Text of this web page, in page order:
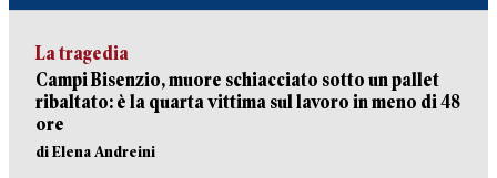
La tragedia
Campi Bisenzio, muore schiacciato sotto un pallet
ribaltato: è la quarta vittima sul lavoro in meno di 48
ore
di Elena Andreini